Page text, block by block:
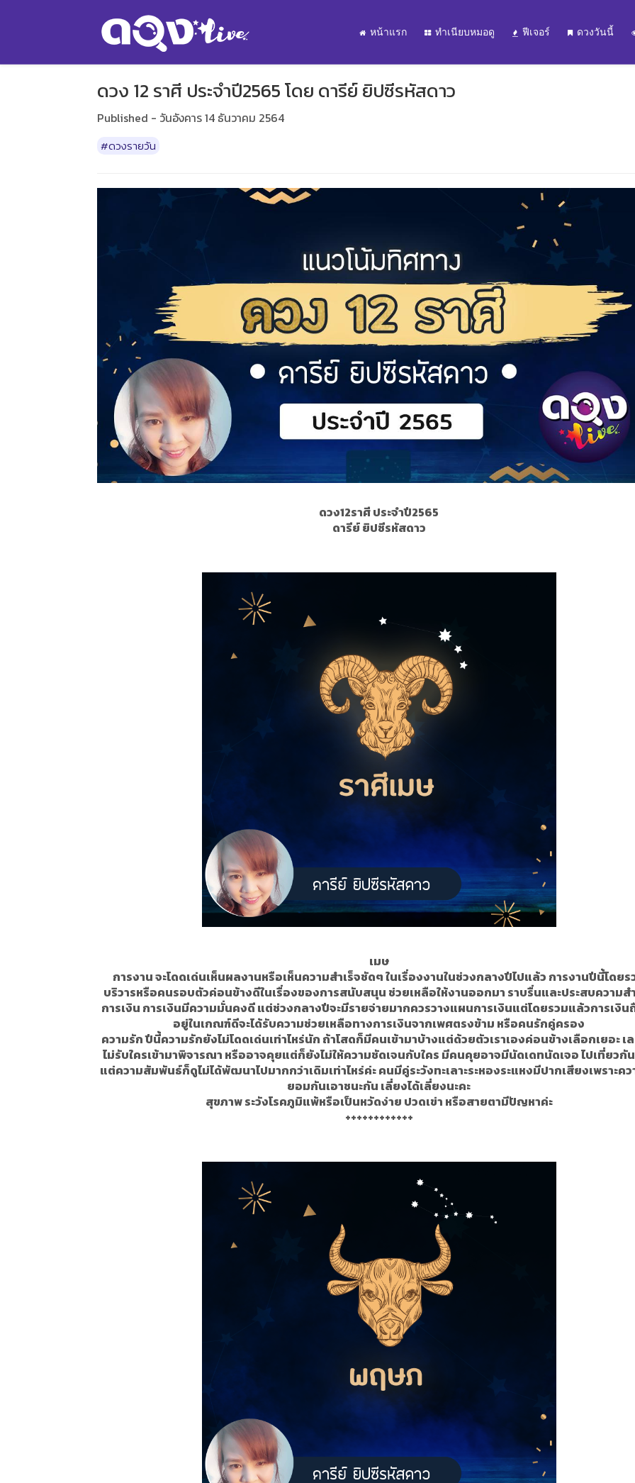
หน้าแรก ทำเนียบหมอดู ฟีเจอร์ ดวงวันนี้
ดวง 12 ราศี ประจำปี2565 โดย ดารีย์ ยิปซีรหัสดาว
Published - วันอังคาร 14 ธันวาคม 2564
#ดวงรายวัน
ดวง12ราศี ประจำปี2565
ดารีย์ ยิปซีรหัสดาว
เมษ
การงาน จะโดดเด่นเห็นผลงานหรือเห็นความสำเร็จชัดๆ ในเรื่องงานในช่วงกลางปีไปแล้ว การงานปีนี้โดยร
บริวารหรือคนรอบตัวค่อนข้างดีในเรื่องของการสนับสนุน ช่วยเหลือให้งานออกมา ราบรื่นและประสบความส
การเงิน การเงินมีความมั่นคงดี แต่ช่วงกลางปีจะมีรายจ่ายมากควรวางแผนการเงินแต่โดยรวมแล้วการเงิน
อยู่ในเกณฑ์ดีจะได้รับความช่วยเหลือทางการเงินจากเพศตรงข้าม หรือคนรักคู่ครอง
ความรัก ปีนี้ความรักยังไม่โดดเด่นเท่าไหร่นัก ถ้าโสดก็มีคนเข้ามาบ้างแต่ด้วยตัวเราเองค่อนข้างเลือกเยอะ เ
ไม่รับใครเข้ามาพิจารณา หรืออาจคุยแต่ก็ยังไม่ให้ความชัดเจนกับใคร มีคนคุยอาจมีนัดเดทนัดเจอ ไปเที่ยวกั
แต่ความสัมพันธ์ก็ดูไม่ได้พัฒนาไปมากกว่าเดิมเท่าไหร่ค่ะ คนมีคู่ระวังทะเลาะระหองระแหงมีปากเสียงเพราะคว
ยอมกันเอาชนะกัน เลี่ยงได้เลี่ยงนะคะ
สุขภาพ ระวังโรคภูมิแพ้หรือเป็นหวัดง่าย ปวดเข่า หรือสายตามีปัญหาค่ะ
++++++++++++